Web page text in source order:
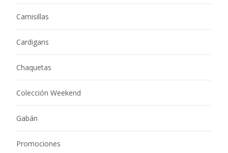
Camisillas
Cardigans
Chaquetas
Colección Weekend
Gabán
Promociones